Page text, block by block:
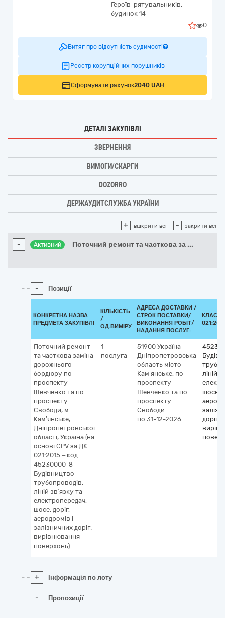
Героїв-рятувальників,
будинок 14
0
Витяг про відсутність судимості
Реєстр корупційних порушників
Сформувати рахунок2040 UAH
ДЕТАЛІ ЗАКУПІВЛІ
ЗВЕРНЕННЯ
ВИМОГИ/СКАРГИ
DOZORRO
ДЕРЖАУДИТСЛУЖБА УКРАЇНИ
+ відкрити всі - закрити всі
- Активний Поточний ремонт та часткова за ...
- Позиції
КОНКРЕТНА НАЗВА
ПРЕДМЕТА ЗАКУПІВЛІ
КІЛЬКІСТЬ
/
ОД.ВИМІРУ
АДРЕСА ДОСТАВКИ /
СТРОК ПОСТАВКИ/
ВИКОНАННЯ РОБІТ/
НАДАННЯ ПОСЛУГ:
Поточний ремонт
та часткова заміна
дорожнього
бордюру по
проспекту
Шевченко та по
проспекту
Свободи, м.
Кам’янське,
Дніпропетровської
області, Україна (на
основі CPV за ДК
021:2015 – код
45230000-8 -
Будівництво
трубопроводів,
ліній зв’язку та
електропередач,
шосе, доріг,
аеродромів і
залізничних доріг;
вирівнювання
поверхонь)
1
послуга
51900 Україна
Дніпропетровська
область місто
Кам’янське, по
проспекту
Шевченко та по
проспекту
Свободи
по 31-12-2026
ліній
шосе,
доріг;
+ Інформація по лоту
- Пропозиції